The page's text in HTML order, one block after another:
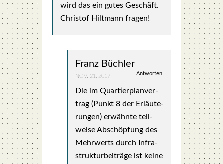
wird das ein gutes Geschäft.
Chris­tof Hilt­mann fra­gen!
Franz Büchler
Antworten
NOV. 21, 2017
Die im Quar­tier­plan­ver­
trag (Punkt 8 der Erläu­te­
run­gen) erwähn­te teil­
wei­se Abschöp­fung des
Mehr­werts durch Infra­
struk­tur­bei­trä­ge ist kei­ne